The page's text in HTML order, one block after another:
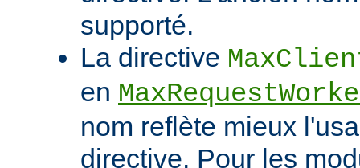
supporté.
La directive
en
nom reflète mieux
directive. Pour les